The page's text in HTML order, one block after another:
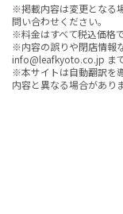
※掲載内容は変更となる
問い合わせください。
※料金はすべて税込価格で
※内容の誤りや閉店情報
info@leafkyoto.co.jp ま
※本サイトは自動翻訳を
内容と異なる場合がありま